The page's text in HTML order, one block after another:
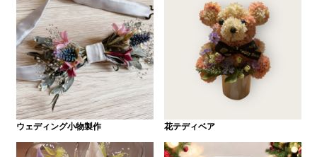
ウェディング小物製作 花テディベア